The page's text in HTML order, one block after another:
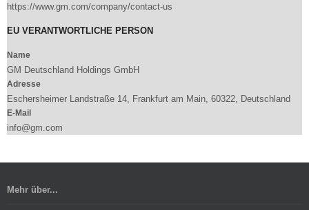
https://www.gm.com/company/contact-us
EU VERANTWORTLICHE PERSON
Name
GM Deutschland Holdings GmbH
Adresse
Eschersheimer Landstraße 14, Frankfurt am Main, 60322, Deutschland
E-Mail
info@gm.com
Mehr über...